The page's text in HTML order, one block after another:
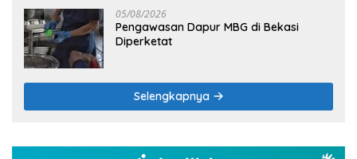
05/08/2026
Pengawasan Dapur MBG di Bekasi
Diperketat
Selengkapnya